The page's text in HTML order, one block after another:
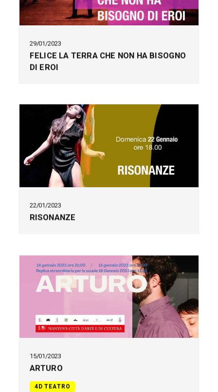
29/01/2023
FELICE LA TERRA CHE NON HA BISOGNO
DI EROI
22/01/2023
RISONANZE
15/01/2023
ARTURO
4D TEATRO